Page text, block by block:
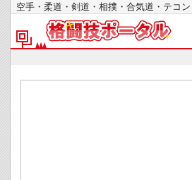
空手・柔道・剣道・相撲・合気道・テ